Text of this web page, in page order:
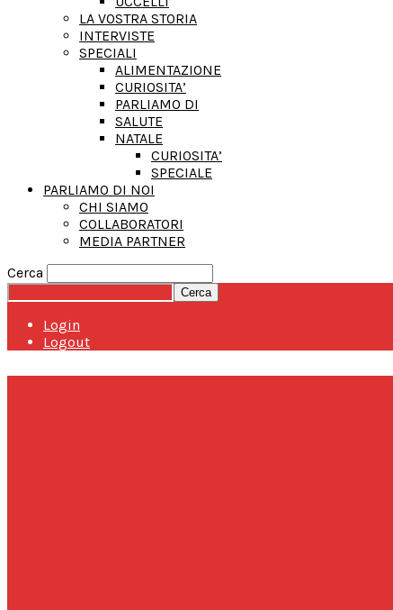
LA VOSTRA STORIA
INTERVISTE
SPECIALI
ALIMENTAZIONE
CURIOSITA’
PARLIAMO DI
SALUTE
NATALE
CURIOSITA’
SPECIALE
PARLIAMO DI NOI
CHI SIAMO
COLLABORATORI
MEDIA PARTNER
Cerca
Login
Logout